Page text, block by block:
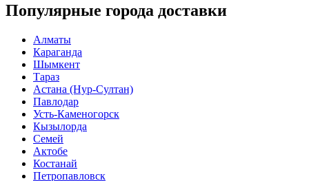
Популярные города доставки
Алматы
Караганда
Шымкент
Тараз
Астана (Нур-Султан)
Павлодар
Усть-Каменогорск
Кызылорда
Семей
Актобе
Костанай
Петропавловск